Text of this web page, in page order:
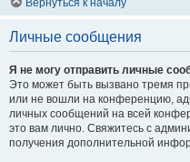
Вернуться к началу
Личные сообщения
Я не могу отправить личные
Это может быть вызвано тремя
или не вошли на конференцию,
личных сообщений на всей
это вам лично. Свяжитесь с
получения дополнительной